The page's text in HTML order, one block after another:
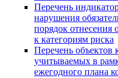
Перечень
нарушения
порядок отнесения
к категориям риска
Перечень объектов
учитываемых в
ежегодного плана